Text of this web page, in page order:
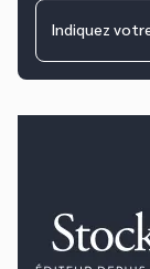
Indiquez